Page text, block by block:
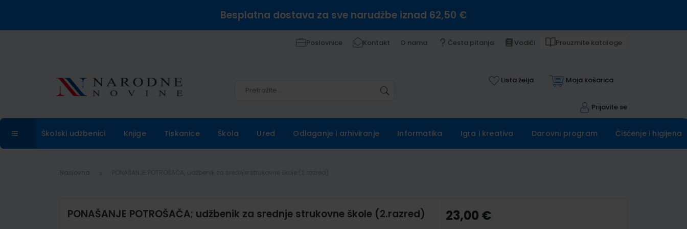
Besplatna dostava za sve narudžbe iznad 62,50 €
Poslovnice Kontakt O nama Česta pitanja Vodiči Preuzmite kataloge
Lista želja Moja košarica
Prijavite se
Školski udžbenici Knjige Tiskanice Škola Ured Odlaganje i arhiviranje Informatika Igra i kreativa Darovni program Čišćenje i higijena
Naslovna
PONAŠANJE POTROŠAČA; udžbenik za srednje strukovne škole (2.razred) 23,00 €